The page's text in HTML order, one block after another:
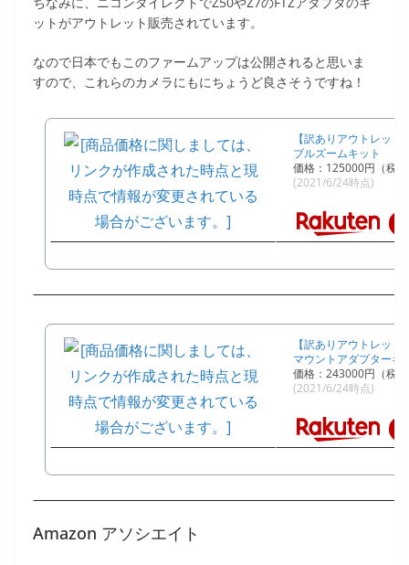
ットがアウトレット販売されています。
なので日本でもこのファームアップは公開されると思いま
すので、これらのカメラにもにちょうど良さそうですね！
【訳ありアウトレッ
ブルズームキット
価格：125000円（税
(2021/6/24時点)
【訳ありアウトレット
マウントアダプターキ
価格：243000円（税
(2021/6/24時点)
Amazon アソシエイト